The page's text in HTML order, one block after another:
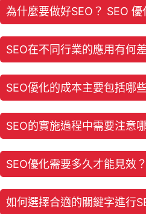
為什麼要做好SEO？ SEO 優
SEO在不同行業的應用有何
SEO優化的成本主要包括哪
SEO的實施過程中需要注意
SEO優化需要多久才能見效？
如何選擇合適的關鍵字進行